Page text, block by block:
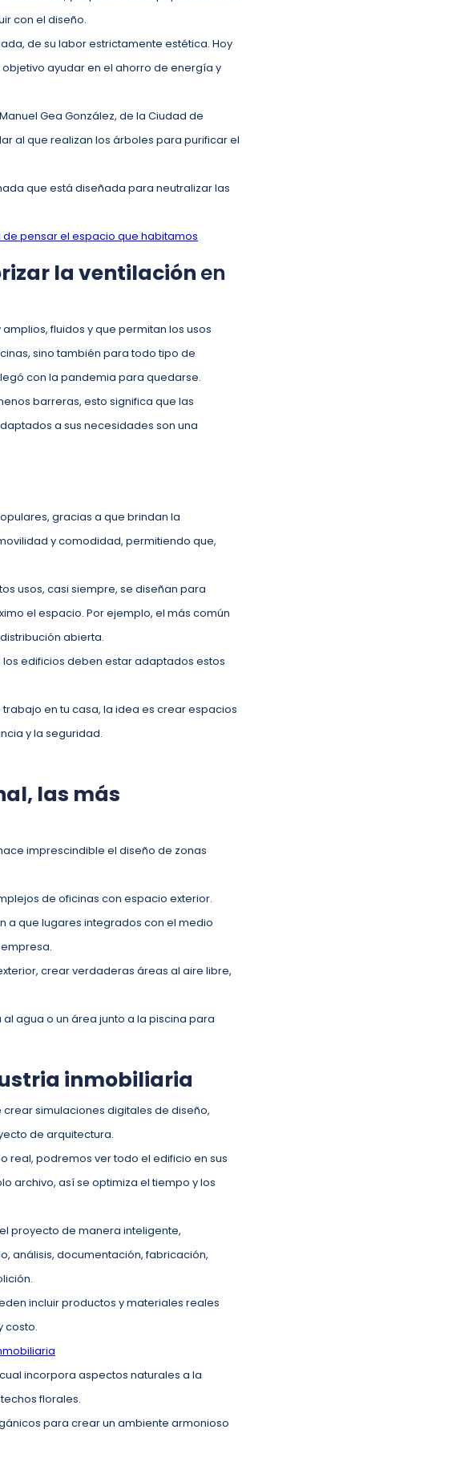
con el diseño.
de su labor estrictamente estética. Hoy
ayudar en el ahorro de energía y
Gea González, de la Ciudad de
al que realizan los árboles para purificar el
que está diseñada para neutralizar las
pensar el espacio que habitamos
la ventilación en
fluidos y que permitan los usos
sino también para todo tipo de
con la pandemia para quedarse.
barreras, esto significa que las
a sus necesidades son una
gracias a que brindan la
y comodidad, permitiendo que,
usos, casi siempre, se diseñan para
el espacio. Por ejemplo, el más común
abierta.
edificios deben estar adaptados estos
en tu casa, la idea es crear espacios
y la seguridad.
las más
imprescindible el diseño de zonas
de oficinas con espacio exterior.
a que lugares integrados con el medio
crear verdaderas áreas al aire libre,
agua o un área junto a la piscina para
inmobiliaria
simulaciones digitales de diseño,
de arquitectura.
real, podremos ver todo el edificio en sus
archivo, así se optimiza el tiempo y los
proyecto de manera inteligente,
análisis, documentación, fabricación,
incluir productos y materiales reales
costo.
incorpora aspectos naturales a la
florales.
para crear un ambiente armonioso